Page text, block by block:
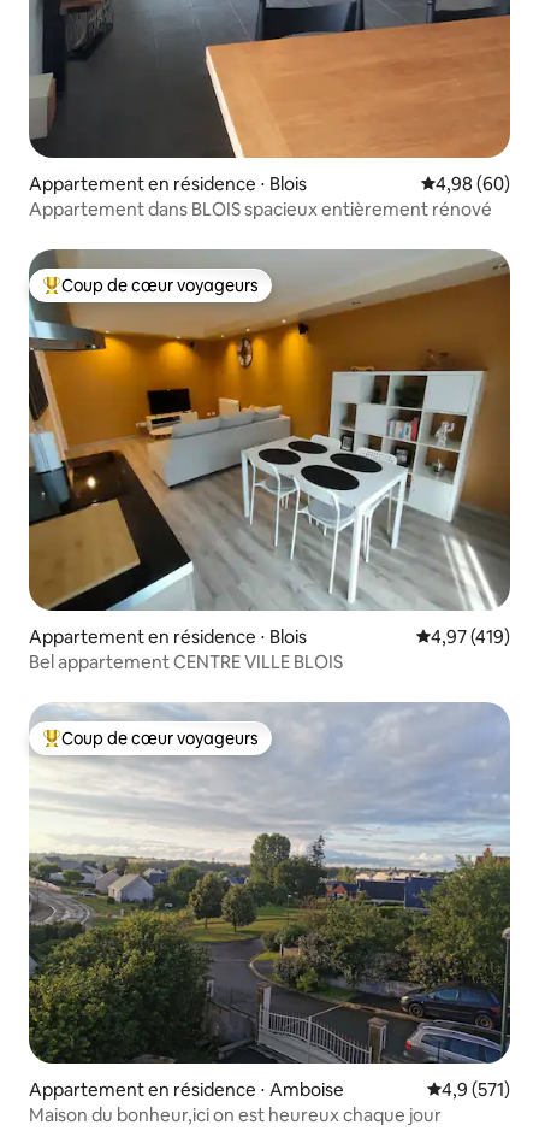
Appartement en résidence ⋅ Blois Évaluation
4,98 (60)
Appartement dans BLOIS spacieux entièrement rénové
Coups de cœur voyageurs les plus appréciés
Coup de cœur voyageurs
Appartement en résidence ⋅ Blois Évaluation
4,97 (419)
Bel appartement CENTRE VILLE BLOIS
Coups de cœur voyageurs les plus appréciés
Coup de cœur voyageurs
Appartement en résidence ⋅ Amboise Évaluation
4,9 (571)
Maison du bonheur,ici on est heureux chaque jour